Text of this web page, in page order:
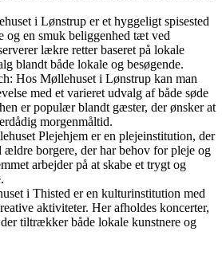
i Lønstrup er et hyggeligt spisested
og en smuk beliggenhed tæt ved
lækre retter baseret på lokale
blandt både lokale og besøgende.
Hos Møllehuset i Lønstrup kan man
med et varieret udvalg af både søde
er populær blandt gæster, der ønsker at
morgenmåltid.
Plejehjem er en plejeinstitution, der
borgere, der har behov for pleje og
arbejder på at skabe et trygt og
i Thisted er en kulturinstitution med
aktiviteter. Her afholdes koncerter,
tiltrækker både lokale kunstnere og